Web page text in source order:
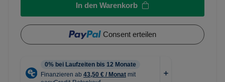
In den Warenkorb
Consent erteilen